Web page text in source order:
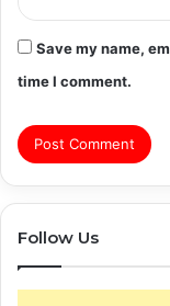
Save my name,
time I comment.
Follow Us